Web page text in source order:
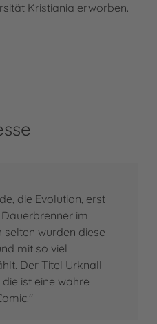
Kristiania erworben.
die Evolution, erst
im
selten wurden diese
mit so viel
Der Titel Urknall
ist eine wahre